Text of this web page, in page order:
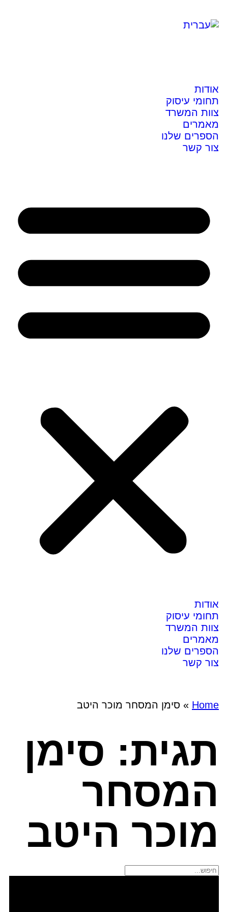
אודות
תחומי עיסוק
צוות המשרד
מאמרים
הספרים שלנו
צור קשר
אודות
תחומי עיסוק
צוות המשרד
מאמרים
הספרים שלנו
צור קשר
Home
» סימן המסחר מוכר היטב
תגית: סימן
המסחר
מוכר היטב